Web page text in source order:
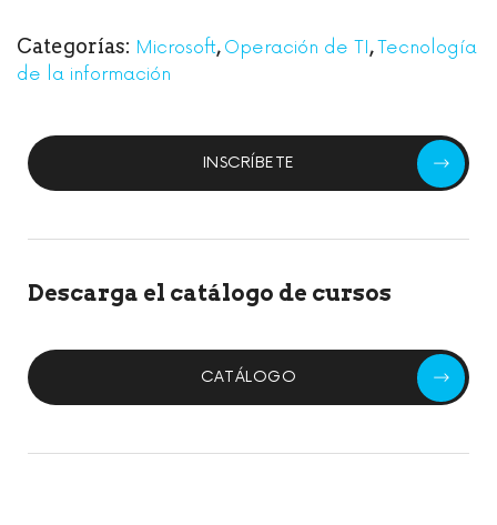
Categorías: Microsoft, Operación de TI,Tecnología
de la información
INSCRÍBETE
Descarga el catálogo de cursos
CATÁLOGO